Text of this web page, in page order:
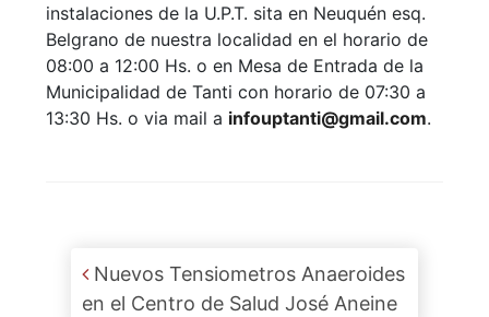
instalaciones de la U.P.T. sita en Neuquén esq.
Belgrano de nuestra localidad en el horario de
08:00 a 12:00 Hs. o en Mesa de Entrada de la
Municipalidad de Tanti con horario de 07:30 a
13:30 Hs. o via mail a infouptanti@gmail.com.
Post navigation
Nuevos Tensiometros Anaeroides
en el Centro de Salud José Aneine